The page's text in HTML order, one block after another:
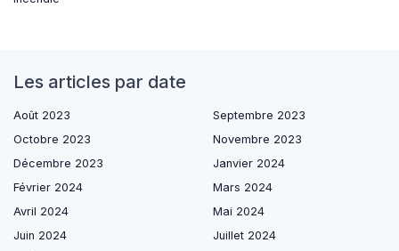
Les articles par date
Août 2023
Septembre 2023
Octobre 2023
Novembre 2023
Décembre 2023
Janvier 2024
Février 2024
Mars 2024
Avril 2024
Mai 2024
Juin 2024
Juillet 2024